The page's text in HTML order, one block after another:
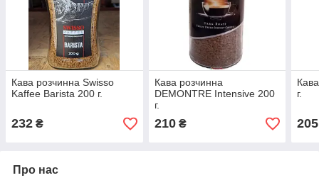
Кава розчинна Swisso
Kaffee Barista 200 г.
232 ₴
Кава розчинна
DEMONTRE Intensive 200
г.
210₴
г.
205
Про нас